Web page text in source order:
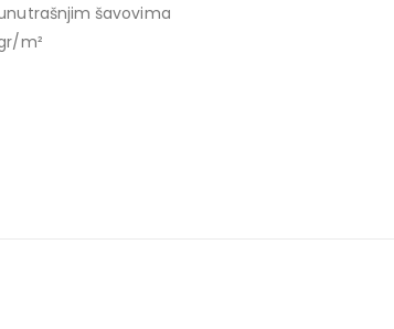
šavovima
m²